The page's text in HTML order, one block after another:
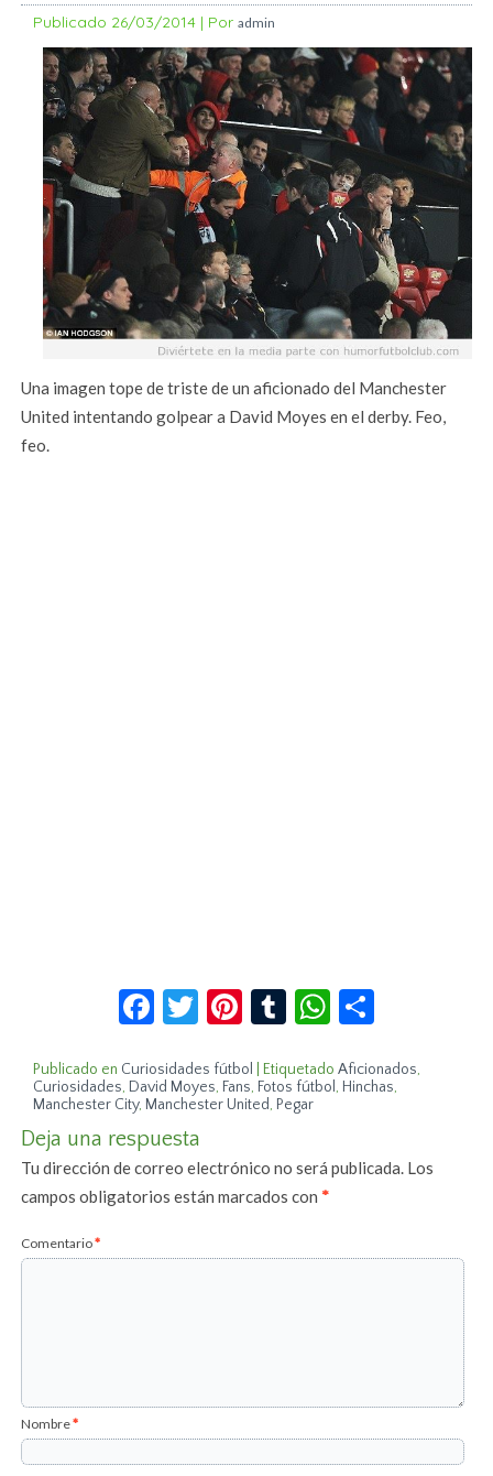
Publicado 26/03/2014 | Por admin
Una imagen tope de triste de un aficionado del Manchester
United intentando golpear a David Moyes en el derby. Feo,
feo.
Facebook
Twitter
Pinterest
TumblrWhatsApp
Publicado en Curiosidades fútbol Etiquetado Aficionados,
Curiosidades, David Moyes, Fans, Fotos fútbol, Hinchas,
Manchester City, Manchester United, Pegar
Deja una respuesta
Tu dirección de correo electrónico no será publicada. Los
campos obligatorios están marcados con*
Comentario*
Nombre*